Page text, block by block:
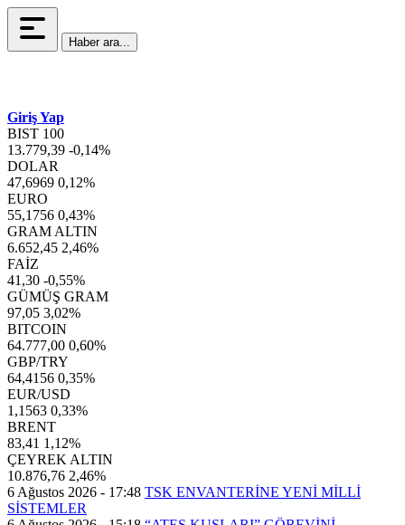
Haber ara...
Giriş Yap
BIST 100
13.779,39 -0,14%
DOLAR
47,6969 0,12%
EURO
55,1756 0,43%
GRAM ALTIN
6.652,45 2,46%
FAİZ
41,30 -0,55%
GÜMÜŞ GRAM
97,05 3,02%
BITCOIN
64.777,00 0,60%
GBP/TRY
64,4156 0,35%
EUR/USD
1,1563 0,33%
BRENT
83,41 1,12%
ÇEYREK ALTIN
10.876,76 2,46%
6 Ağustos 2026 - 17:48 TSK ENVANTERİNE YENİ MİLLİ
SİSTEMLER